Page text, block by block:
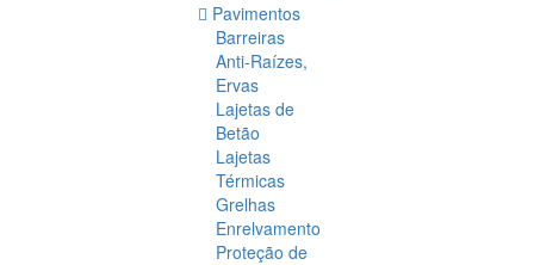
Pavimentos
Barreiras
Anti-Raízes,
Ervas
Lajetas de
Betão
Lajetas
Térmicas
Grelhas
Enrelvamento
Proteção de